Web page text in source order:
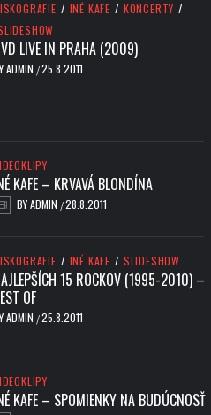
/ INÉ KAFE / KONCERTY /
LIVE IN PRAHA (2009)
ADMIN /25.8.2011
KAFE – KRVAVÁ BLONDÍNA
BYADMIN /28.8.2011
/ INÉ KAFE / SLIDESHOW
15 ROCKOV (1995-2010) –
OF
ADMIN /25.8.2011
KAFE – SPOMIENKY NA BUDÚCNOSŤ